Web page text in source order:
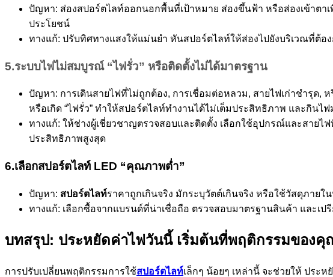
ปัญหา: ส่องสปอร์ตไลท์ออกนอกพื้นที่เป้าหมาย ส่องขึ้นฟ้า หรือส่องเข้าตา
ประโยชน์
ทางแก้: ปรับทิศทางแสงให้แม่นยำ หันสปอร์ตไลท์ให้ส่องไปยังบริเวณที่ต้อ
5.ระบบไฟไม่สมบูรณ์ “ไฟรั่ว” หรือติดตั้งไม่ได้มาตรฐาน
ปัญหา: การเดินสายไฟที่ไม่ถูกต้อง, การเชื่อมต่อหลวม, สายไฟเก่าชำรุด,
หรือเกิด “ไฟรั่ว” ทำให้สปอร์ตไลท์ทำงานได้ไม่เต็มประสิทธิภาพ และกินไ
ทางแก้: ให้ช่างผู้เชี่ยวชาญตรวจสอบและติดตั้ง เลือกใช้อุปกรณ์และสาย
ประสิทธิภาพสูงสุด
6.เลือกสปอร์ตไลท์ LED “คุณภาพต่ำ”
ปัญหา: สปอร์ตไลท์ราคาถูกเกินจริง มักระบุวัตต์เกินจริง หรือใช้วัสดุภาย
ทางแก้: เลือกซื้อจากแบรนด์ที่น่าเชื่อถือ ตรวจสอบมาตรฐานสินค้า และเ
บทสรุป: ประหยัดค่าไฟวันนี้ เริ่มต้นที่พฤติกรรมของคุ
การปรับเปลี่ยนพฤติกรรมการใช้สปอร์ตไลท์เล็กๆ น้อยๆ เหล่านี้ จะช่วยให้ ประ